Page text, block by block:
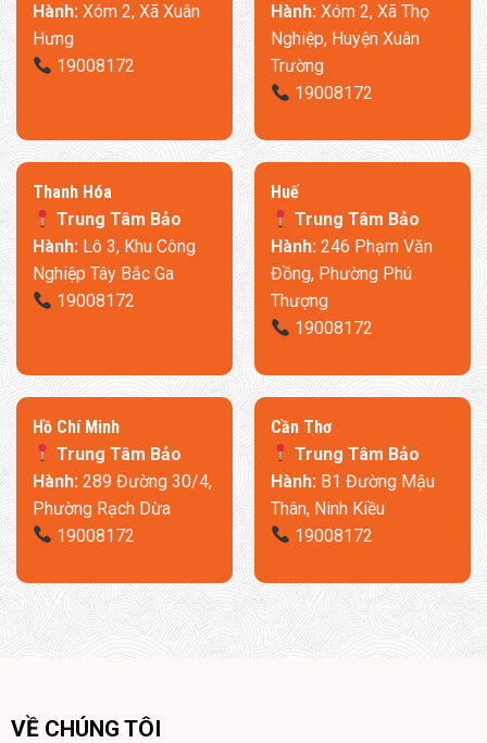
Hành:Xóm 2, Xã Xuân
Hưng
19008172
Hành:Xóm 2, Xã Thọ
Nghiệp, Huyện Xuân
Trường
19008172
Thanh Hóa
Trung Tâm Bảo
Hành:Lô 3, Khu Công
Nghiệp Tây Bắc Ga
19008172
​Huế
Trung Tâm Bảo
Hành:246 Phạm Văn
Đồng, Phường Phú
Thượng
19008172
​Hồ Chí Minh
Trung Tâm Bảo
Hành: 289 Đường 30/4,
Phường Rạch Dừa
19008172
Cần Thơ
Trung Tâm Bảo
Hành: B1 Đường Mậu
Thân, Ninh Kiều
19008172
VỀ CHÚNG TÔI